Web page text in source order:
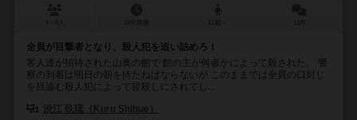
全員が目撃者となり、殺人犯を追い詰めろ！
客人達が招待された山奥の館で 館の主が何者かによって殺された。 警
察の到着は明日の朝を待たねばならないが このままでは全員の口封じ
を目論む殺人犯によって皆殺しにされてし...
渋江 玖琉（Kuru Shibue）